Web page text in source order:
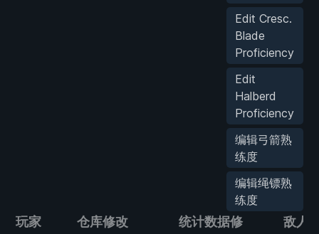
Edit Cresc.
Blade
Proficiency
Edit
Halberd
Proficiency
编辑弓箭熟
练度
编辑绳镖熟
练度
玩家
仓库修改
统计数据修
敌人